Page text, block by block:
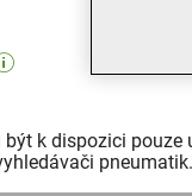
k dispozici pouze
pneumatik.